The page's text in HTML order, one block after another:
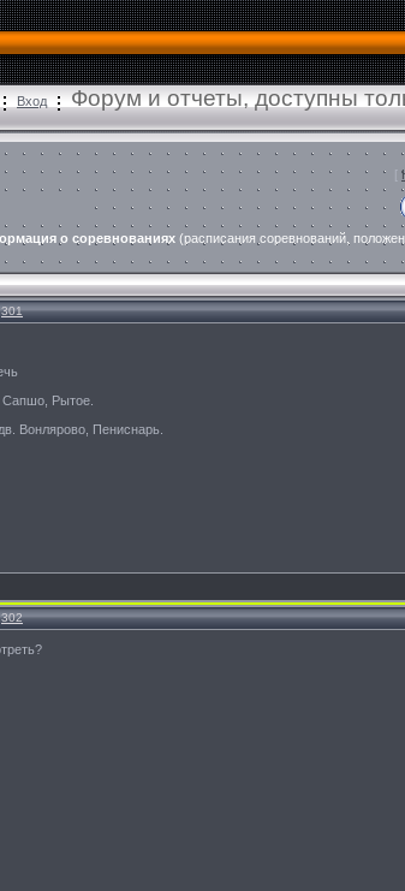
Вход
Форум и отчеты, доступны
[
о соревнованиях (расписания соревнований,
301
Сапшо, Рытое.
Вонлярово, Пениснарь.
302